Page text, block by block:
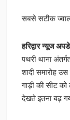
सबसे सटीक
हरिद्वार न्यूज
पथरी थाना
शादी समारोह
गाड़ी की सीट
देखते इतना बढ़